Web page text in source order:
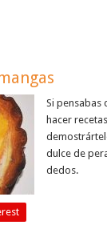
Si pensabas
hacer
dulce de
dedos.